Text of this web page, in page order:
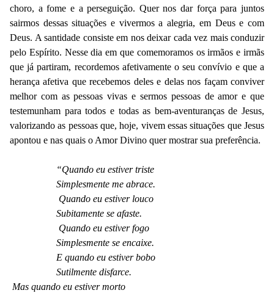
choro, a fome e a perseguição. Quer nos dar força para juntos
sairmos dessas situações e vivermos a alegria, em Deus e com
Deus. A santidade consiste em nos deixar cada vez mais conduzir
pelo Espírito. Nesse dia em que comemoramos os irmãos e irmãs
que já partiram, recordemos afetivamente o seu convívio e que a
herança afetiva que recebemos deles e delas nos façam conviver
melhor com as pessoas vivas e sermos pessoas de amor e que
testemunham para todos e todas as bem-aventuranças de Jesus,
valorizando as pessoas que, hoje, vivem essas situações que Jesus
apontou e nas quais o Amor Divino quer mostrar sua preferência.
“Quando eu estiver triste
Simplesmente me abrace.
Quando eu estiver louco
Subitamente se afaste.
Quando eu estiver fogo
Simplesmente se encaixe.
E quando eu estiver bobo
Sutilmente disfarce.
Mas quando eu estiver morto